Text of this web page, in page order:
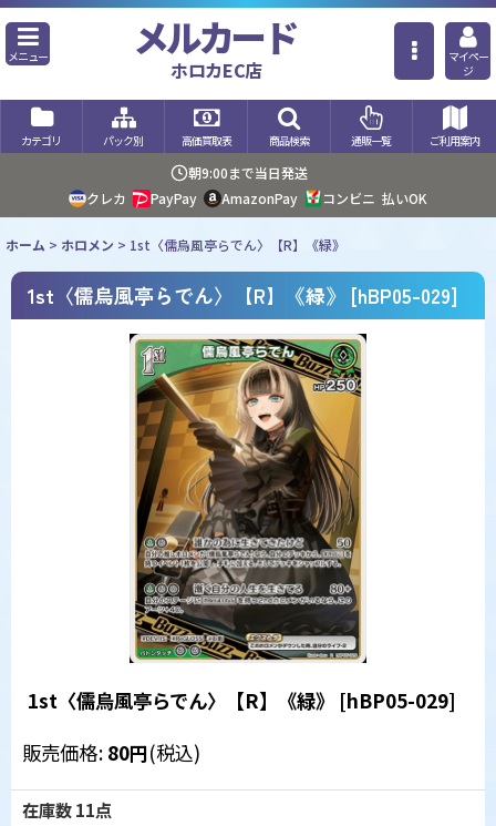
メニュー メルカード
ホロカEC店
マイペー
ジ
カテゴリ パック別 高価買取表 商品検索 通販一覧 ご利用案内
朝9:00まで当日発送
クレカ
PayPay AmazonPay コンビニ 払いOK
ホーム > ホロメン > 1st〈儒烏風亭らでん〉【R】《緑》
1st〈儒烏風亭らでん〉【R】《緑》 [hBP05-029]
1st〈儒烏風亭らでん〉【R】《緑》 [hBP05-029]
販売価格: 80円(税込)
在庫数 11点